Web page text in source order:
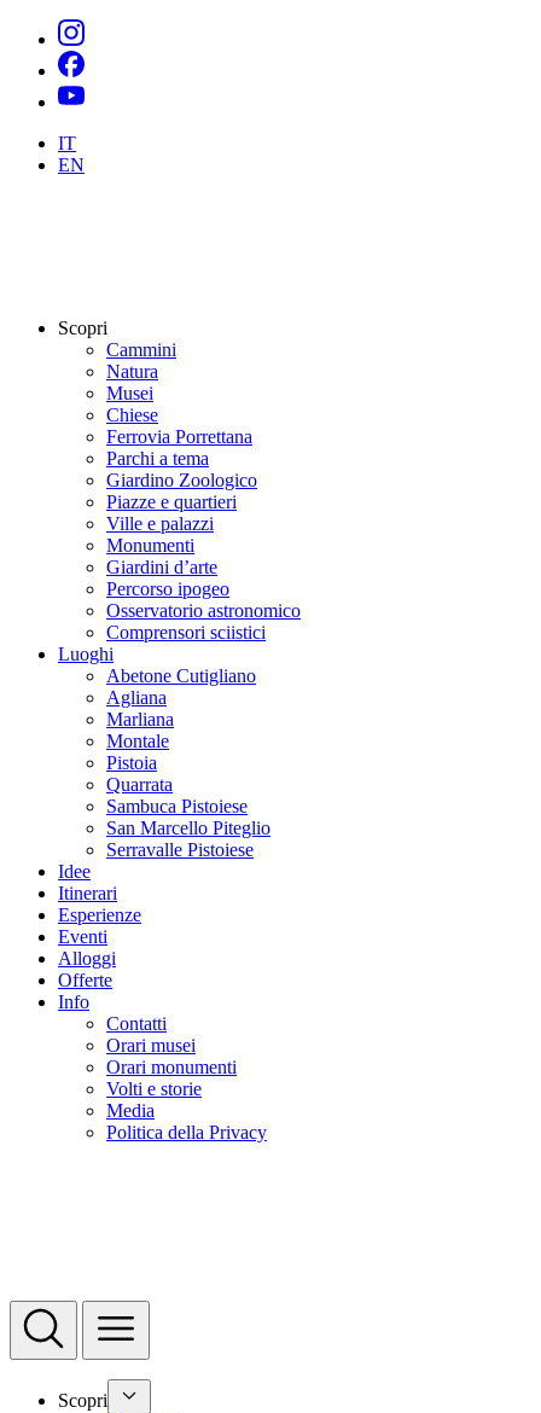
IT
EN
Scopri
Cammini
Natura
Musei
Chiese
Ferrovia Porrettana
Parchi a tema
Giardino Zoologico
Piazze e quartieri
Ville e palazzi
Monumenti
Giardini d’arte
Percorso ipogeo
Osservatorio astronomico
Comprensori sciistici
Luoghi
Abetone Cutigliano
Agliana
Marliana
Montale
Pistoia
Quarrata
Sambuca Pistoiese
San Marcello Piteglio
Serravalle Pistoiese
Idee
Itinerari
Esperienze
Eventi
Alloggi
Offerte
Info
Contatti
Orari musei
Orari monumenti
Volti e storie
Media
Politica della Privacy
Scopri